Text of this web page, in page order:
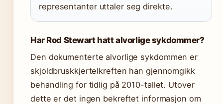
representanter uttaler seg direkte.
Har Rod Stewart hatt alvorlige sykdommer?
Den dokumenterte alvorlige sykdommen er
skjoldbruskkjertelkreften han gjennomgikk
behandling for tidlig på 2010-tallet. Utover
dette er det ingen bekreftet informasjon om